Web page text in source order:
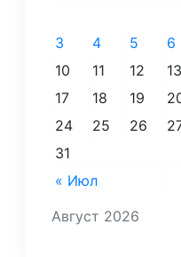
Август 2026
« Июл
3
4 5 6
10
11 12 13
17
18 19
24
25 26
31